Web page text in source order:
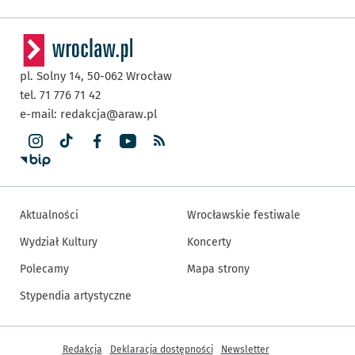
pl. Solny 14, 50-062 Wrocław
tel. 71 776 71 42
e-mail: redakcja@araw.pl
Aktualności
Wydział Kultury
Polecamy
Stypendia artystyczne
Wrocławskie festiwale
Koncerty
Mapa strony
Inne informacje
Redakcja Deklaracja dostępności Newsletter